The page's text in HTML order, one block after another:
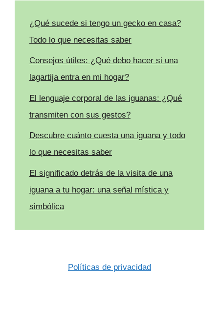
¿Qué sucede si tengo un gecko en casa?
Todo lo que necesitas saber
Consejos útiles: ¿Qué debo hacer si una
lagartija entra en mi hogar?
El lenguaje corporal de las iguanas: ¿Qué
transmiten con sus gestos?
Descubre cuánto cuesta una iguana y todo
lo que necesitas saber
El significado detrás de la visita de una
iguana a tu hogar: una señal mística y
simbólica
Políticas de privacidad